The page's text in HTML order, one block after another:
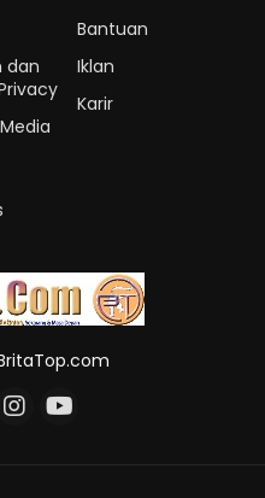
dan
Bantuan
Iklan
Karir